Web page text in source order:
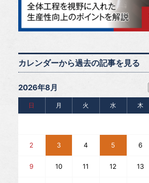
カレンダーから過去の記事を見る
2026年8月
日 月 火 水 木
2 3 4 5 6
9 10 11 12 13